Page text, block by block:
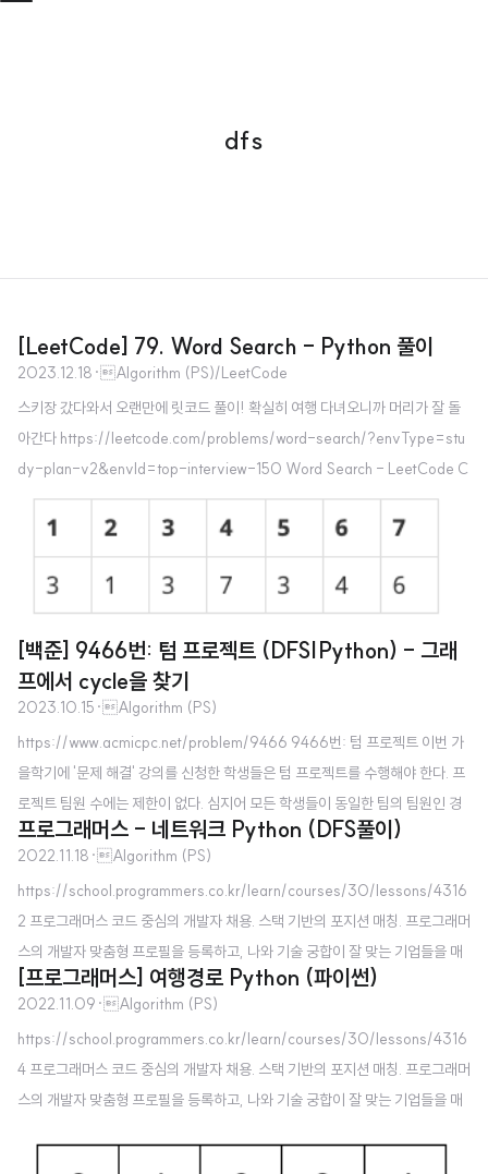
dfs
[LeetCode] 79. Word Search - Python 풀이
2023.12.18 ·Algorithm (PS)/LeetCode
스키장 갔다와서 오랜만에 릿코드 풀이! 확실히 여행 다녀오니까 머리가 잘 돌
아간다 https://leetcode.com/problems/word-search/?envType=stu
dy-plan-v2&envId=top-interview-150 Word Search - LeetCode C
an you solve this real interview question? Word Search - Given an m
x n grid of characters board and a string word, return true if word exis
ts in the grid. The word can be constructed from letters of sequentiall
y adjacent cells, where adja..
[백준] 9466번: 텀 프로젝트 (DFS|Python) - 그래
프에서 cycle을 찾기
2023.10.15 ·Algorithm (PS)
https://www.acmicpc.net/problem/9466 9466번: 텀 프로젝트 이번 가
을학기에 '문제 해결' 강의를 신청한 학생들은 텀 프로젝트를 수행해야 한다. 프
로젝트 팀원 수에는 제한이 없다. 심지어 모든 학생들이 동일한 팀의 팀원인 경
우와 같이 한 팀만 있을 www.acmicpc.net 와 ~~ 상당히 어려운 재귀인 것 같
다 문제를 읽어봤을 때 얻을 수 있는 힌트는 간단하다. 프로젝트 팀이 형성되는
경우는 그래프 구조에서 cycle이 형성되는 상태이다. 따라서 cycle 을 형성하
기 위하여 node 들이 이어져있는 관계를 파악해야 한다. 예를 들어서 문제 예시
에서 팀을 이루는 (4, 7, 6) 을 살펴보자. 1. visited node 4를 아직 방문하지
않았으므로 4에 대해 방문처리..
프로그래머스 - 네트워크 Python (DFS풀이)
2022.11.18 ·Algorithm (PS)
https://school.programmers.co.kr/learn/courses/30/lessons/4316
2 프로그래머스 코드 중심의 개발자 채용. 스택 기반의 포지션 매칭. 프로그래머
스의 개발자 맞춤형 프로필을 등록하고, 나와 기술 궁합이 잘 맞는 기업들을 매
칭 받으세요. programmers.co.kr 네트워크 덩어리를 찾을 때마다 dfs가 실행
되고 그래프 탐색이 종료되면 그 네트워크 덩어리의 탐색이 끝났다는 것이다.
즉, dfs가 몇번 실행되는지 카운트 해주면 된다. 생각할 점은 인접그래프 형태
로 computers 2차원 배열이 주어진다는 것이다. def solution(n, computer
s): answer = 0 visited = [False] * n def dfs(start): visit..
[프로그래머스] 여행경로 Python (파이썬)
2022.11.09 ·Algorithm (PS)
https://school.programmers.co.kr/learn/courses/30/lessons/4316
4 프로그래머스 코드 중심의 개발자 채용. 스택 기반의 포지션 매칭. 프로그래머
스의 개발자 맞춤형 프로필을 등록하고, 나와 기술 궁합이 잘 맞는 기업들을 매